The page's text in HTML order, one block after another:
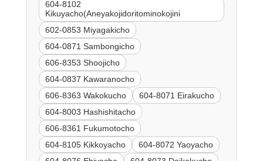
604-8102
Kikuyacho(Aneyakojidoritominokojini
602-0853 Miyagakicho
604-0871 Sambongicho
606-8353 Shoojicho
604-0837 Kawaranocho
606-8363 Wakokucho
604-8071 Eirakucho
604-8003 Hashishitacho
606-8361 Fukumotocho
604-8105 Kikkoyacho
604-8072 Yaoyacho